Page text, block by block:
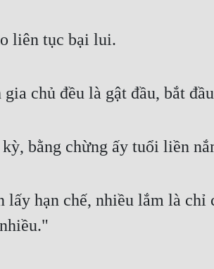
liên tục bại lui.
chủ đều là gật đầu, bắt
bằng chừng ấy tuổi liền
lấy hạn chế, nhiều lắm là